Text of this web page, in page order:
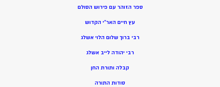
ספר הזוהר עם פירוש הסולם
עץ חיים האר”י הקדוש
רבי ברוך שלום הלוי אשלג
רבי יהודה לייב אשלג
קבלה ותורת החן
סודות התורה